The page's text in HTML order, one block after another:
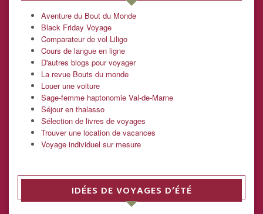
Aventure du Bout du Monde
Black Friday Voyage
Comparateur de vol Liligo
Cours de langue en ligne
D'autres blogs pour voyager
La revue Bouts du monde
Louer une voiture
Sage-femme haptonomie Val-de-Marne
Séjour en thalasso
Sélection de livres de voyages
Trouver une location de vacances
Voyage individuel sur mesure
IDÉES DE VOYAGES D’ÉTÉ